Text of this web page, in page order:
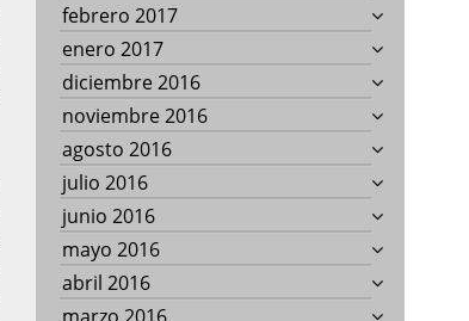
febrero 2017
enero 2017
diciembre 2016
noviembre 2016
agosto 2016
julio 2016
junio 2016
mayo 2016
abril 2016